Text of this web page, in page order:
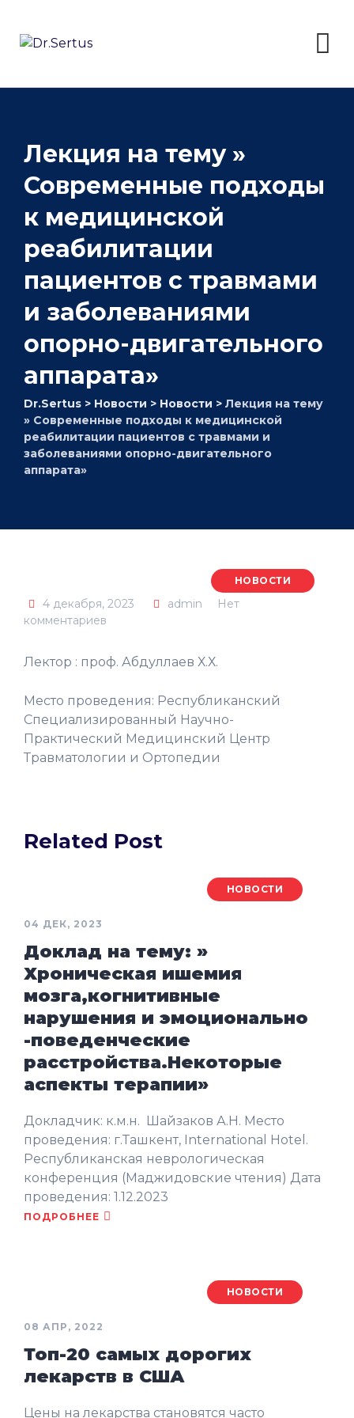
content
Лекция на тему »
Современные подходы
к медицинской
реабилитации
пациентов с травмами
и заболеваниями
опорно-двигательного
аппарата»
Dr.Sertus > Новости > Новости > Лекция на тему
» Современные подходы к медицинской
реабилитации пациентов с травмами и
заболеваниями опорно-двигательного
аппарата»
НОВОСТИ
4 декабря, 2023 admin
Нет
комментариев
Лектор : проф. Абдуллаев Х.Х.
Место проведения: Республиканский
Специализированный Научно-
Практический Медицинский Центр
Травматологии и Ортопедии
Related Post
НОВОСТИ
04 ДЕК, 2023
Доклад на тему: »
Хроническая ишемия
мозга,когнитивные
нарушения и эмоционально
-поведенческие
расстройства.Некоторые
аспекты терапии»
Докладчик: к.м.н. Шайзаков А.Н. Место
проведения: г.Ташкент, International Hotel.
Республиканская неврологическая
конференция (Маджидовские чтения) Дата
проведения: 1.12.2023
ПОДРОБНЕЕ
НОВОСТИ
08 АПР, 2022
Топ-20 самых дорогих
лекарств в США
Цены на лекарства становятся часто